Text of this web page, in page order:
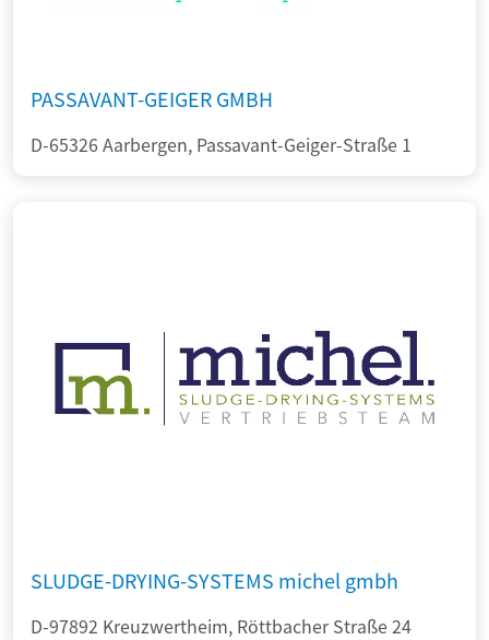
PASSAVANT-GEIGER GMBH
D-65326 Aarbergen, Passavant-Geiger-Straße 1
SLUDGE-DRYING-SYSTEMS michel gmbh
D-97892 Kreuzwertheim, Röttbacher Straße 24